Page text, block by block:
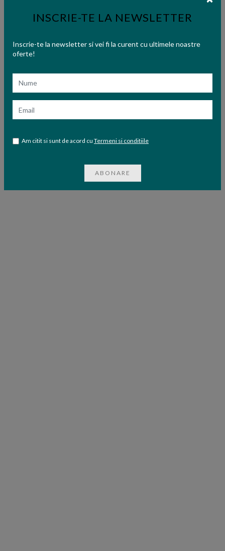
INSCRIE-TE LA NEWSLETTER
Inscrie-te la newsletter si vei fi la curent cu ultimele noastre
oferte!
Am citit si sunt de acord cu Termeni si conditiile
ABONARE